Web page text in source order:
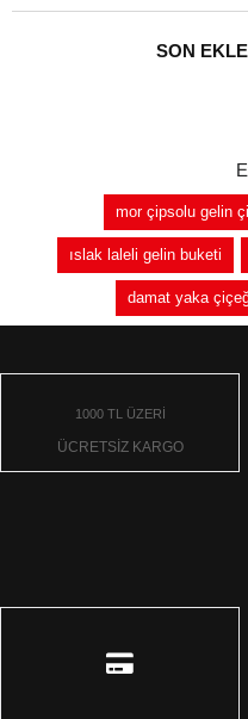
SON
mor çipsolu gelin
ıslak laleli gelin buketi
damat yaka
1000 TL ÜZERİ
ÜCRETSİZ KARGO